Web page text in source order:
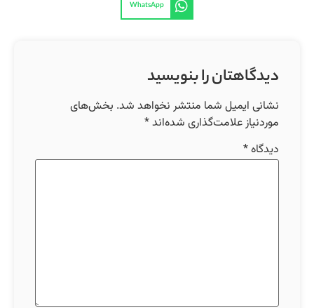
WhatsApp
دیدگاهتان را بنویسید
نشانی ایمیل شما منتشر نخواهد شد. بخش‌های
موردنیاز علامت‌گذاری شده‌اند*
دیدگاه*